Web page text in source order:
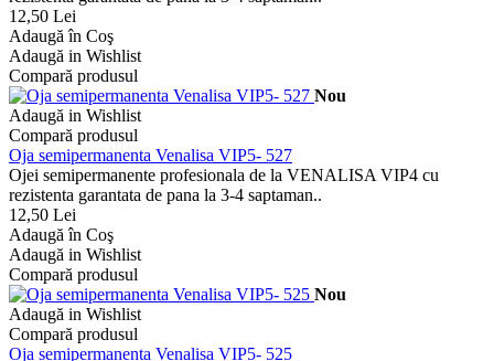
12,50 Lei
Adaugă în Coş
Adaugă in Wishlist
Compară produsul
Nou
Adaugă in Wishlist
Compară produsul
Oja semipermanenta Venalisa VIP5- 527
Ojei semipermanente profesionala de la VENALISA VIP4 cu
rezistenta garantata de pana la 3-4 saptaman..
12,50 Lei
Adaugă în Coş
Adaugă in Wishlist
Compară produsul
Nou
Adaugă in Wishlist
Compară produsul
Oja semipermanenta Venalisa VIP5- 525